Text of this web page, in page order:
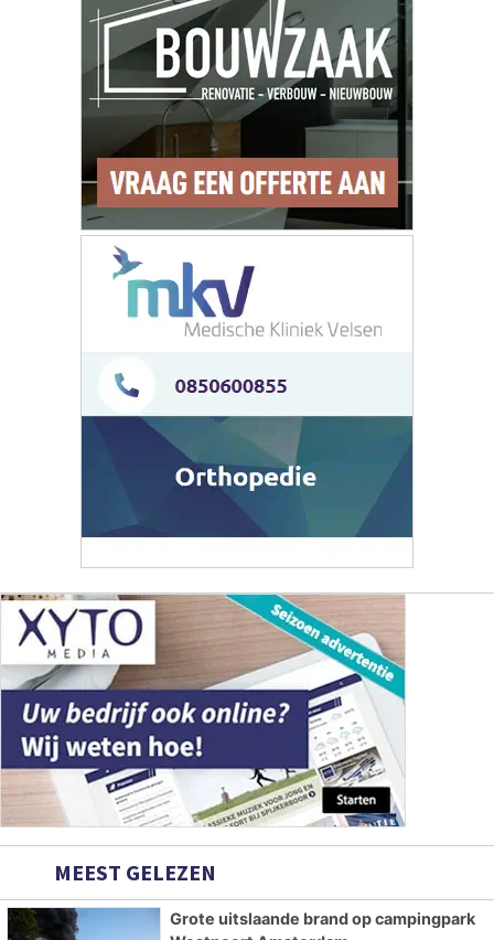
MEEST GELEZEN
Grote uitslaande brand op campingpark